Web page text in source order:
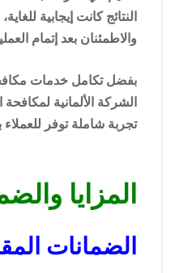
النتائج كانت إيجابية
والاطمئنان بعد إتمام
بفضل تكامل خدمات
الشركة الألمانية
تجربة شاملة توفر
المزايا
الضمانات